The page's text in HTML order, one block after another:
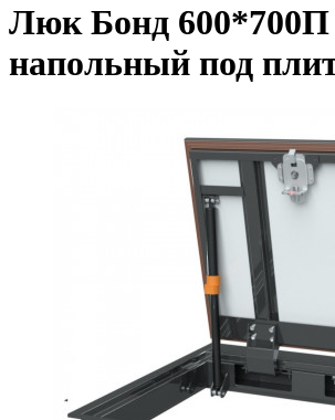
Люк Бонд 600*700П
напольный под